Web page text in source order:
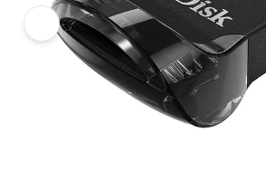
Giá đã bao gồm VAT
Mã sản phẩm:
USSD0045
Bảo hành:60 Tháng
Thương hiệu: SANDISK
Order trước – giao sau
Thêm vào giỏ hàng Mua ngay
Mua trả góp 0%
Loại sản phẩm: USB 3.1 Gen 1 Type-A